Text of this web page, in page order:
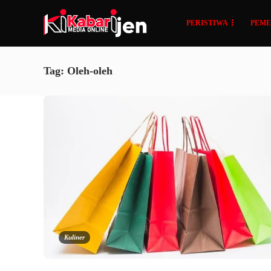
PERISTIWA
Tag: Oleh-oleh
Kuliner